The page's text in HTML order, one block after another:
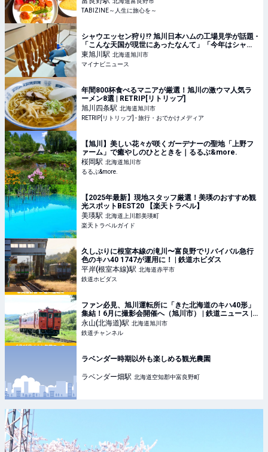
TABIZINE～人生に旅心を～
シャウエッセン狩り!? 旭川日本ハムの工場見学が話題 -
「こんな天国が現世にあったなんて」「今年はシャウ
狩りにするかー!!!」と1.9万いいね集まる
東旭川駅 北海道旭川市
マイナビニュース
年間800杯食べるマニアが厳選！旭川の激ウマ人気ラ
ーメン8選 | RETRIP[リトリップ]
旭川四条駅 北海道旭川市
RETRIP[リトリップ] - 旅行・おでかけメディア
【旭川】美しい花々が咲くガーデナーの聖地「上野フ
ァーム」で癒やしのひとときを｜るるぶ&more.
桜岡駅 北海道旭川市
るるぶ&more.
【2025年最新】現地スタッフ厳選！美瑛のおすすめ観
光スポットBEST20 【楽天トラベル】
美瑛駅 北海道上川郡美瑛町
楽天トラベルガイド
久しぶりに根室本線の滝川〜富良野でリバイバル急行
色のキハ40 1747が運用に！ | 鉄道ホビダス
平岸(根室本線)駅 北海道赤平市
鉄道ホビダス
ファン必見、旭川運転所に「きた北海道のキハ40形」
集結！6月に撮影会開催へ（旭川市） | 鉄道ニュース |
鉄道チャンネル
永山(北海道)駅 北海道旭川市
鉄道チャンネル
ラベンダー時期以外も楽しめる観光農園
ラベンダー畑駅 北海道空知郡中富良野町